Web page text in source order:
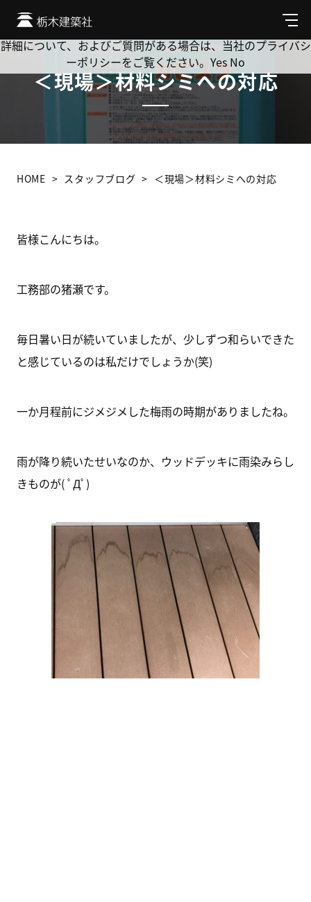
メ
ニ
ュ
＜現場＞材料シミへの対応
HOME スタッフブログ ＜現場＞材料シミへの対応
皆様こんにちは。
工務部の猪瀬です。
毎日暑い日が続いていましたが、少しずつ和らいできた
と感じているのは私だけでしょうか(笑)
一か月程前にジメジメした梅雨の時期がありましたね。
雨が降り続いたせいなのか、ウッドデッキに雨染みらし
きものが( ﾟДﾟ)
Cookie を使用して、お客様の活動を追跡してもよろしいです
か? 当社ではお客様のプライバシーを極めて重視しています。
詳細について、およびご質問がある場合は、当社のプライバシ
ーポリシーをご覧ください。 Yes No